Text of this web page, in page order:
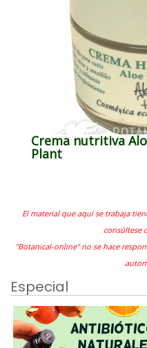
Crema nutritiva
Plant
El material que aquí se trabaja
consúltese
"Botanical-online" no se hace
Especial